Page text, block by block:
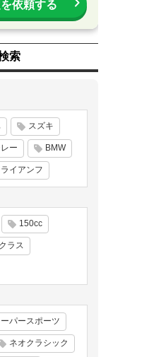
依頼する
索
スズキ
ー BMW
ライアンフ
150cc
ラス
パースポーツ
ネオクラシック